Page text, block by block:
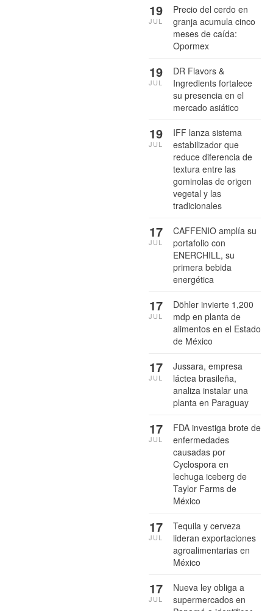
Precio del cerdo en
granja acumula cinco
meses de caída:
Opormex
19
JUL
DR Flavors &
Ingredients fortalece
su presencia en el
mercado asiático
19
JUL
IFF lanza sistema
estabilizador que
reduce diferencia de
textura entre las
gominolas de origen
vegetal y las
tradicionales
19
JUL
CAFFENIO amplía su
portafolio con
ENERCHILL, su
primera bebida
energética
17
JUL
Döhler invierte 1,200
mdp en planta de
alimentos en el Estado
de México
17
JUL
Jussara, empresa
láctea brasileña,
analiza instalar una
planta en Paraguay
17
JUL
FDA investiga brote de
enfermedades
causadas por
Cyclospora en
lechuga iceberg de
Taylor Farms de
México
17
JUL
Tequila y cerveza
lideran exportaciones
agroalimentarias en
México
17
JUL
Nueva ley obliga a
supermercados en
17
JUL